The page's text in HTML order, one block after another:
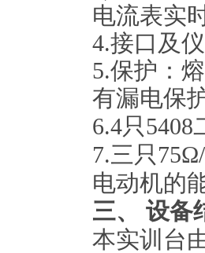
电流表实
4.接口及
5.保护：
有漏电保
6.4只
7.三只
电动机的
三、
设备
本实训台